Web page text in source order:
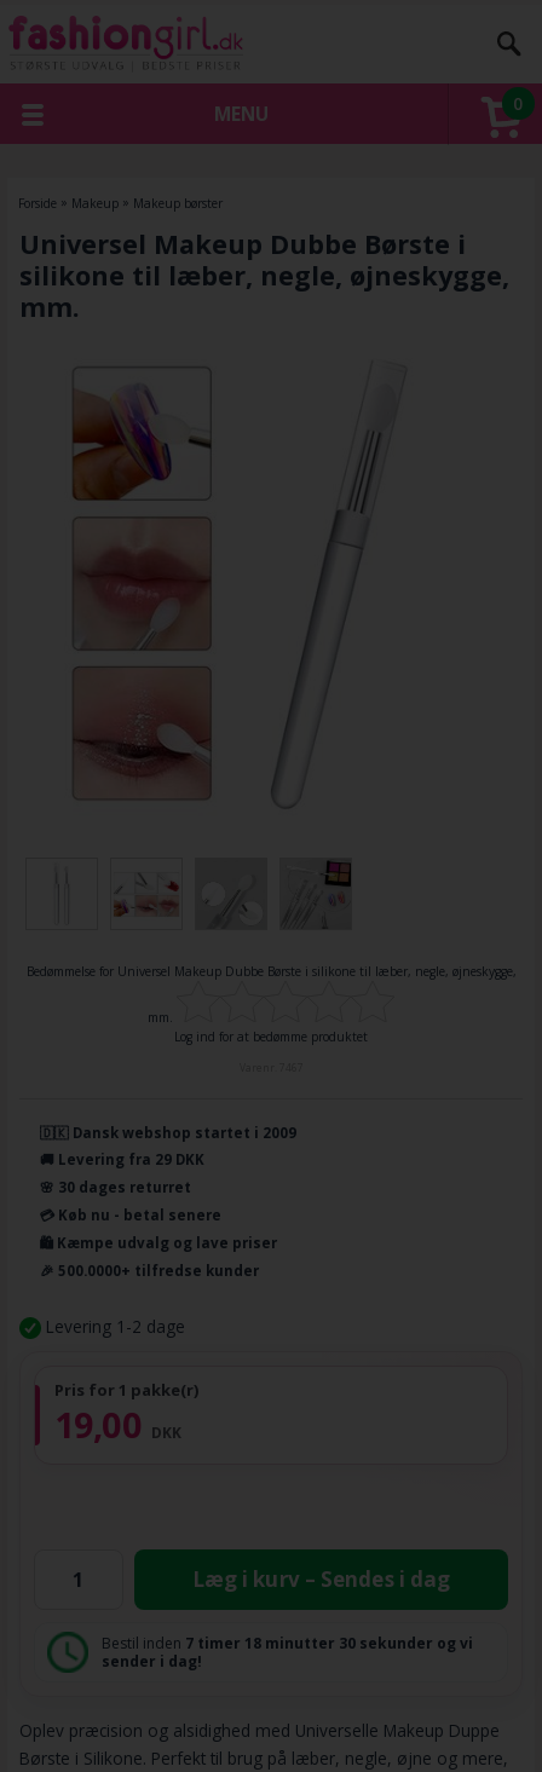
0
MENU
Forside » Makeup» Makeup børster
Universel Makeup Dubbe Børste i
silikone til læber, negle, øjneskygge,
mm.
Bedømmelse for Universel Makeup Dubbe Børste i silikone til læber, negle, øjneskygge,
mm.
Log ind for at bedømme produktet
🇩🇰 Dansk webshop startet i 2009
🚚 Levering fra 29 DKK
🌸 30 dages returret
💳 Køb nu - betal senere
🛍️ Kæmpe udvalg og lave priser
🎉 500.0000+ tilfredse kunder
Levering 1-2 dage
Pris for 1 pakke(r)
19,00 DKK
Læg i kurv – Sendes i dag
Bestil inden 7 timer 18 minutter 29 sekunder og vi
sender i dag!
Oplev præcision og alsidighed med Universelle Makeup Duppe
Børste i Silikone. Perfekt til brug på læber, negle, øjne og mere,